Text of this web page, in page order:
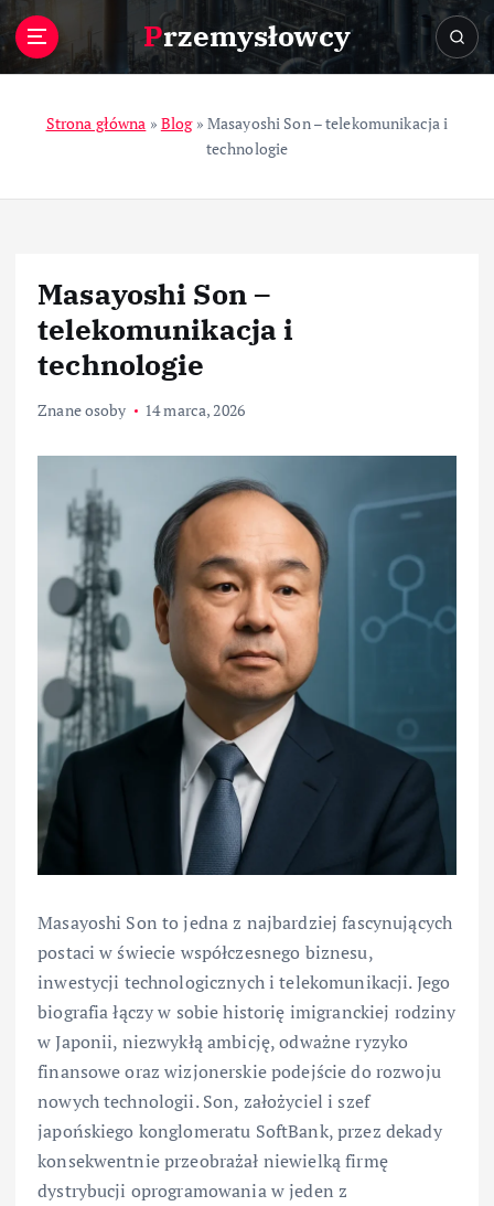
Przemysłowcy
Strona główna » Blog» Masayoshi Son – telekomunikacja i
technologie
Masayoshi Son –
telekomunikacja i
technologie
Znane osoby 14 marca, 2026
Masayoshi Son to jedna z najbardziej fascynujących
postaci w świecie współczesnego biznesu,
inwestycji technologicznych i telekomunikacji. Jego
biografia łączy w sobie historię imigranckiej rodziny
w Japonii, niezwykłą ambicję, odważne ryzyko
finansowe oraz wizjonerskie podejście do rozwoju
nowych technologii. Son, założyciel i szef
japońskiego konglomeratu SoftBank, przez dekady
konsekwentnie przeobrażał niewielką firmę
dystrybucji oprogramowania w jeden z